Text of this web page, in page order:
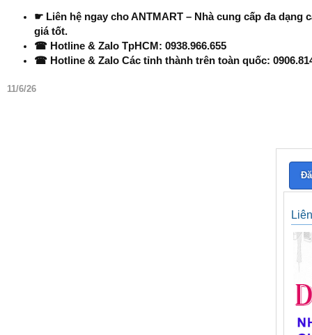
☛ Liên hệ ngay cho ANTMART – Nhà cung cấp đa
giá tốt.
☎ Hotline & Zalo TpHCM: 0938.966.655
☎ Hotline & Zalo Các tỉnh thành trên toàn quốc:
11/6/26